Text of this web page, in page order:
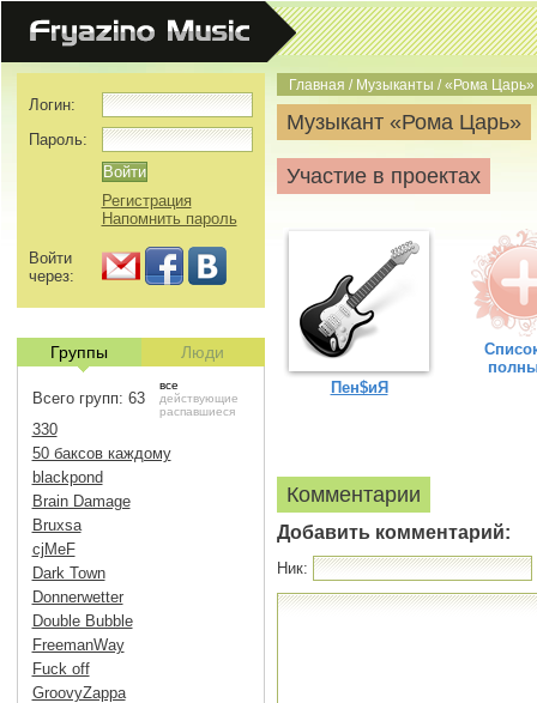
Главная / Музыканты /«Рома Царь»
Музыкант «Рома Царь»
Участие в проектах
Пен$иЯ
Комментарии
Добавить комментарий:
Ник:
Логин:
Пароль:
Регистрация
Напомнить пароль
Войти
через:
Группы Люди
Всего групп: 63
все
действующие
распавшиеся
330
50 баксов каждому
blackpond
Brain Damage
Bruxsa
cjMeF
Dark Town
Donnerwetter
Double Bubble
FreemanWay
Fuck off
GroovyZappa